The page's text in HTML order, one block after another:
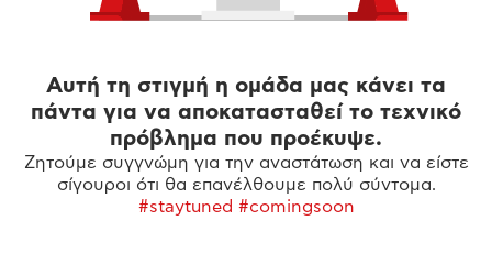
Αυτή τη στιγμή η ομάδα μας κάνει τα
πάντα για να αποκατασταθεί το τεχνικό
πρόβλημα που προέκυψε.
Ζητούμε συγγνώμη για την αναστάτωση και να είστε
σίγουροι ότι θα επανέλθουμε πολύ σύντομα.
#staytuned #comingsoon